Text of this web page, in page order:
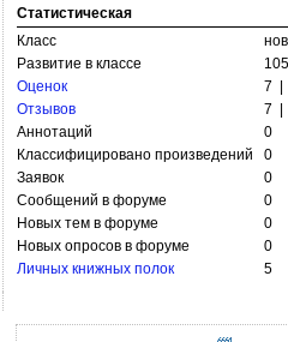
Статистическая
Класс
Развитие в классе
Оценок
7 |
Отзывов
7 |
Аннотаций
0
Классифицировано произведений
0
Заявок
0
Сообщений в форуме
0
Новых тем в форуме
0
Новых опросов в форуме
0
Личных книжных полок
5